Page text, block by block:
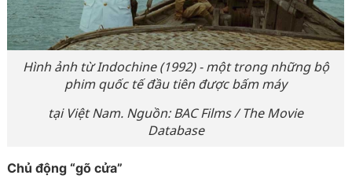
Hình ảnh từ Indochine (1992) - một trong những bộ
phim quốc tế đầu tiên được bấm máy
tại Việt Nam. Nguồn: BAC Films / The Movie
Database
Chủ động “gõ cửa”